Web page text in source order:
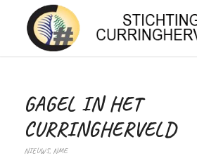
GAGEL IN HET
CURRINGHERVELD
NIEUWS, NME